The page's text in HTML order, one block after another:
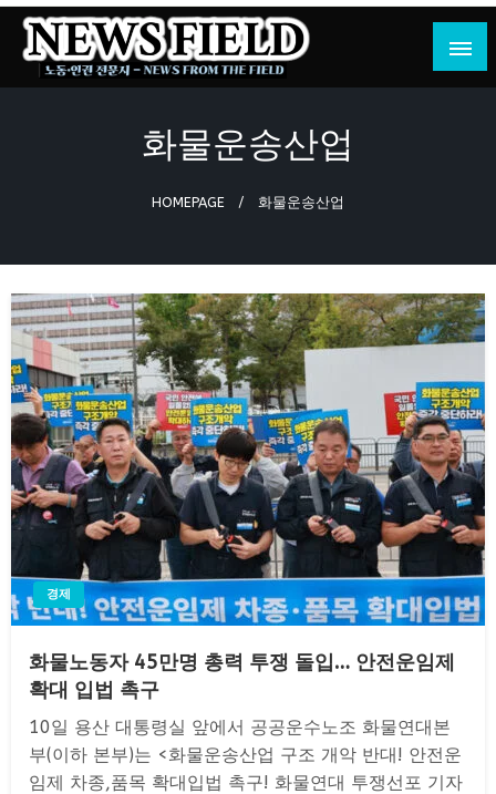
Skip
content
뉴스필드
노동·인권 전문지
화물운송산업
HOMEPAGE 화물운송산업
경제
화물노동자 45만명 총력 투쟁 돌입… 안전운임제
확대 입법 촉구
10일 용산 대통령실 앞에서 공공운수노조 화물연대본
부(이하 본부)는 <화물운송산업 구조 개악 반대! 안전운
임제 차종,품목 확대입법 촉구! 화물연대 투쟁선포 기자